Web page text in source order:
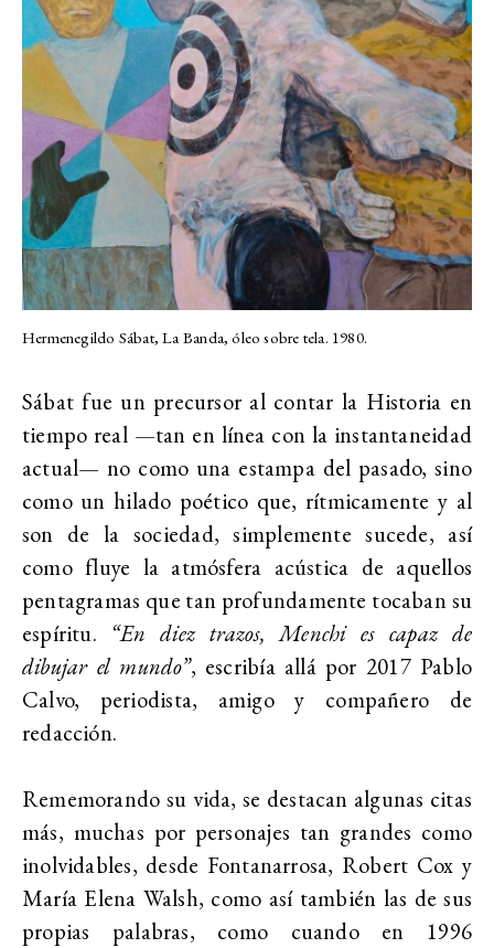
Hermenegildo Sábat, La Banda, óleo sobre tela. 1980.
Sábat fue un precursor al contar la Historia en
tiempo real —tan en línea con la instantaneidad
actual— no como una estampa del pasado, sino
como un hilado poético que, rítmicamente y al
son de la sociedad, simplemente sucede, así
como fluye la atmósfera acústica de aquellos
pentagramas que tan profundamente tocaban su
espíritu. “En diez trazos, Menchi es capaz de
dibujar el mundo”, escribía allá por 2017 Pablo
Calvo, periodista, amigo y compañero de
redacción.
Rememorando su vida, se destacan algunas citas
más, muchas por personajes tan grandes como
inolvidables, desde Fontanarrosa, Robert Cox y
María Elena Walsh, como así también las de sus
propias palabras, como cuando en 1996